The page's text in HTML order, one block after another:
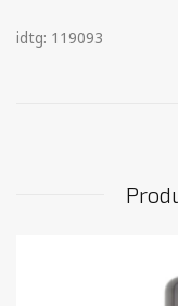
idtg: 119093